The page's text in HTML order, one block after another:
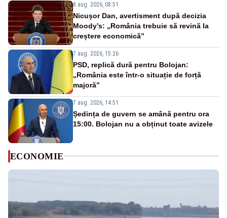
8 aug. 2026, 08:51
Nicușor Dan, avertisment după decizia
Moody’s: „România trebuie să revină la
creștere economică”
7 aug. 2026, 15:26
PSD, replică dură pentru Bolojan:
„România este într-o situație de forță
majoră”
7 aug. 2026, 14:51
Ședința de guvern se amână pentru ora
15:00. Bolojan nu a obținut toate avizele
ECONOMIE